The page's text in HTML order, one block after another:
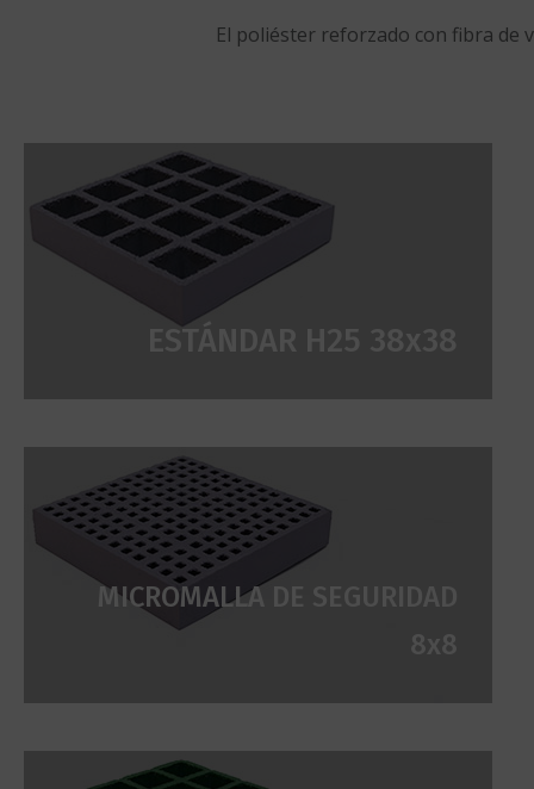
El poliéster reforzado con fibra de
ESTÁNDAR H25 38x38
MICROMALLA DE SEGURIDAD